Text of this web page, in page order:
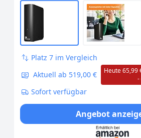
Platz 7 im Vergleich
Aktuell ab 519,00 €
Heute 65,99
-
Sofort verfügbar
Angebot